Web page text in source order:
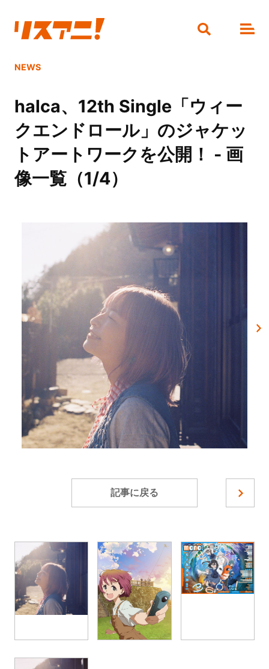
NEWS
halca、12th Single「ウィー
クエンドロール」のジャケッ
トアートワークを公開！ - 画
像一覧（1/4）
記事に戻る